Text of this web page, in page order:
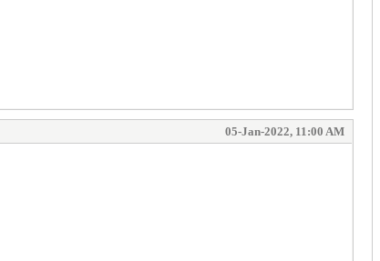
05-Jan-2022, 11:00 AM